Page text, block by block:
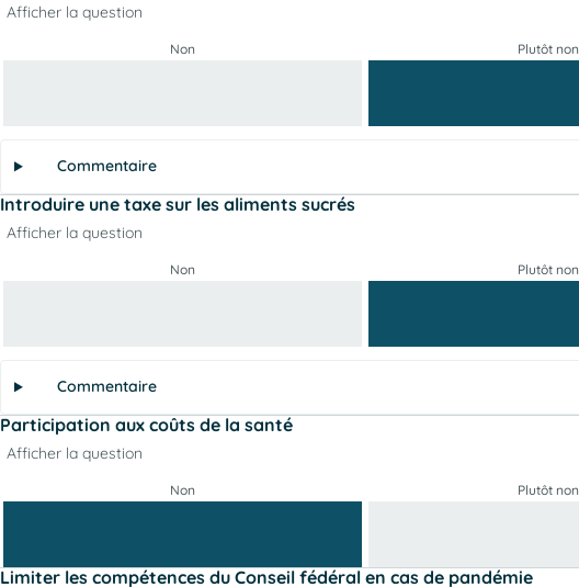
Afficher la question
Non Plutôt non
Commentaire
Introduire une taxe sur les aliments sucrés
Afficher la question
Non Plutôt non
Commentaire
Participation aux coûts de la santé
Afficher la question
Non Plutôt non
Limiter les compétences du Conseil fédéral en cas de pandémie